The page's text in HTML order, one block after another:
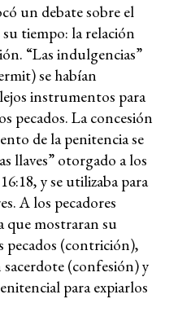
un debate sobre el
tiempo: la relación
“Las indulgencias”
se habían
instrumentos para
pecados. La concesión
de la penitencia se
llaves” otorgado a los
y se utilizaba para
A los pecadores
que mostraran su
pecados (contrición),
(confesión) y
para expiarlos